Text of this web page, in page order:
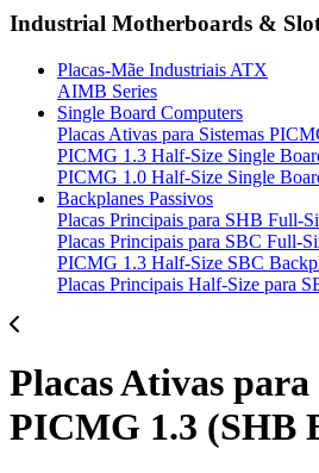
Industrial Motherboards &
Placas-Mãe Industriais ATX
AIMB Series
Single Board Computers
Placas Ativas para Sistemas
PICMG 1.3 Half-Size Single
PICMG 1.0 Half-Size Single
Backplanes Passivos
Placas Principais para SHB Full-
Placas Principais para SBC Full-
PICMG 1.3 Half-Size SBC
Placas Principais Half-Size para
Placas Ativas para
PICMG 1.3 (SHB